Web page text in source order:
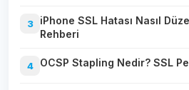
3
iPhone SSL Hatası Nasıl
Rehberi
4 OCSP Stapling Nedir? SSL